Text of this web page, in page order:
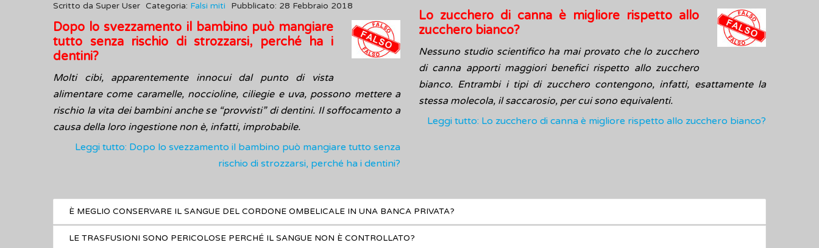
Scritto da Super User Categoria: Falsi miti Pubblicato: 28 Febbraio 2018
Dopo lo svezzamento il bambino può mangiare
tutto senza rischio di strozzarsi, perché ha i
dentini?
Molti cibi, apparentemente innocui dal punto di vista
alimentare come caramelle, noccioline, ciliegie e uva, possono mettere a
rischio la vita dei bambini anche se “provvisti” di dentini. Il soffocamento a
causa della loro ingestione non è, infatti, improbabile.
Leggi tutto: Dopo lo svezzamento il bambino può mangiare tutto senza
rischio di strozzarsi, perché ha i dentini?
Lo zucchero di canna è migliore rispetto allo
zucchero bianco?
Nessuno studio scientifico ha mai provato che lo zucchero
di canna apporti maggiori benefici rispetto allo zucchero
bianco. Entrambi i tipi di zucchero contengono, infatti, esattamente la
stessa molecola, il saccarosio, per cui sono equivalenti.
Leggi tutto: Lo zucchero di canna è migliore rispetto allo zucchero bianco?
È MEGLIO CONSERVARE IL SANGUE DEL CORDONE OMBELICALE IN UNA BANCA PRIVATA?
LE TRASFUSIONI SONO PERICOLOSE PERCHÉ IL SANGUE NON È CONTROLLATO?